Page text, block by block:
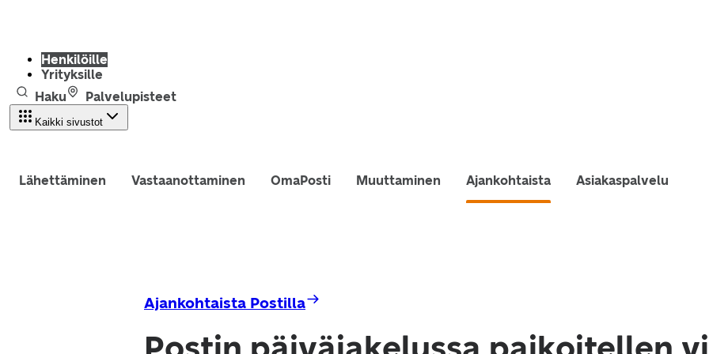
Henkilöille
Yrityksille
Haku
Palvelupisteet
Kaikki sivustot
Lähettäminen Vastaanottaminen OmaPosti Muuttaminen Ajankohtaista Asiakaspalvelu
Ajankohtaista Postilla